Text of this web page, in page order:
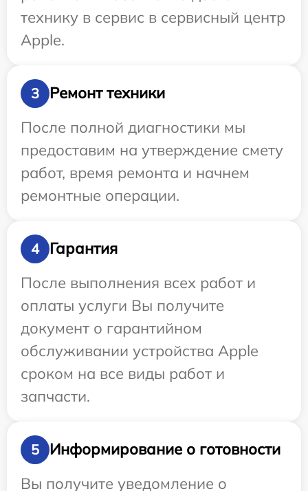
технику в сервис в сервисный центр
Apple.
3
Ремонт техники
После полной диагностики мы
предоставим на утверждение смету
работ, время ремонта и начнем
ремонтные операции.
4
Гарантия
После выполнения всех работ и
оплаты услуги Вы получите
документ о гарантийном
обслуживании устройства Apple
сроком на все виды работ и
запчасти.
5
Информирование о готовности
Вы получите уведомление о